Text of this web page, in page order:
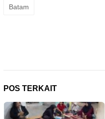
Batam
POS TERKAIT